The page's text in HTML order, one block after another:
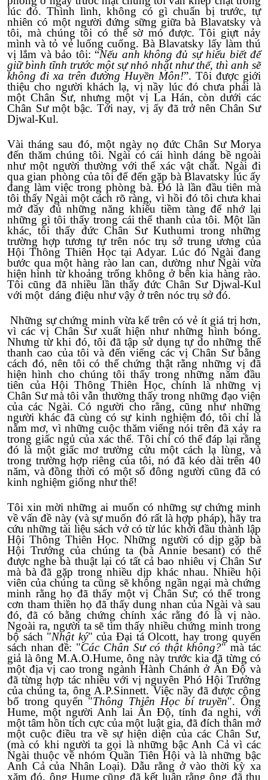
lúc đó. Thình lình, không có gì chuẩn bị trước, tự
nhiên có một người đứng sững giữa bà Blavatsky và
tôi, mà chúng tôi có thể sờ mó được. Tôi giựt nảy
mình và tỏ vẻ luống cuống. Bà Blavatsky lấy làm thú
vị lắm và bảo tôi: “Nếu anh không đủ sự hiểu biết để
giữ bình tĩnh trước một sự nhỏ nhặt như thế, thì anh sẽ
không đi xa trên đường Huyền Môn!”. Tôi được giới
thiệu cho người khách lạ, vị nầy lúc đó chưa phải là
một Chân Sư, nhưng một vị La Hán, còn dưới các
Chân Sư một bậc. Tới nay, vị ấy đã trở nên Chân Sư
Djwal-Kul.
Vài tháng sau đó, một ngày nọ đức Chân Sư Morya
đến thăm chúng tôi. Ngài có cái hình dáng bề ngoài
như một người thường với thể xác vật chất. Ngài đi
qua gian phòng của tôi để đến gặp bà Blavatsky lúc ấy
đang làm việc trong phòng bà. Đó là lần đầu tiên mà
tôi thấy Ngài một cách rõ ràng, vì hồi đó tôi chưa khai
mở đầy đủ những năng khiếu tiềm tàng để nhớ lại
những gì tôi thấy trong cái thể thanh của tôi. Một lần
khác, tôi thấy đức Chân Sư Kuthumi trong những
trường hợp tương tự trên nóc trụ sở trung ương của
Hội Thông Thiên Học tại Adyar. Lúc đó Ngài đang
bước qua một hàng rào lan can, dường như Ngài vừa
hiện hình từ khoảng trống không ở bên kia hàng rào.
Tôi cũng đã nhiều lần thấy đức Chân Sư Djwal-Kul
với một dáng điệu như vậy ở trên nóc trụ sở đó.
Những sự chứng minh vừa kể trên có vẻ ít giá trị hơn,
vì các vị Chân Sư xuất hiện như những hình bóng.
Nhưng từ khi đó, tôi đã tập sử dụng tự do những thể
thanh cao của tôi và đến viếng các vị Chân Sư bằng
cách đó, nên tôi có thể chứng thật rằng những vị đã
hiện hình cho chúng tôi thấy trong những năm đầu
tiên của Hội Thông Thiên Học, chính là những vị
Chân Sư mà tôi vẫn thường thấy trong những đạo viện
của các Ngài. Có người cho rằng, cũng như những
người khác đã cùng có sự kinh nghiệm đó, tôi chỉ là
nằm mơ, vì những cuộc thăm viếng nói trên đã xảy ra
trong giấc ngủ của xác thể. Tôi chỉ có thể đáp lại rằng
đó là một giấc mơ trường cửu một cách lạ lùng, và
trong trường hợp riêng của tôi, nó đã kéo dài trên 40
năm, và đồng thời có một số đông người cũng đã có
kinh nghiệm giống như thế!
Tôi xin mời những ai muốn có những sự chứng minh
về vấn đề này (và sự muốn đó rất là hợp pháp), hãy tra
cứu những tài liệu sách vở có từ lúc khởi đầu thành lập
Hội Thông Thiên Học. Những người có dịp gặp bà
Hội Trưởng của chúng ta (bà Annie besant) có thể
được nghe bà thuật lại có tất cả bao nhiêu vị Chân Sư
mà bà đã gặp trong nhiều dịp khác nhau. Nhiều hội
viên của chúng ta cũng sẽ không ngần ngại mà chứng
minh rằng họ đã thấy một vị Chân Sư; có thể trong
cơn tham thiền họ đã thấy dung nhan của Ngài và sau
đó, đã có bằng chứng chính xác rằng đó là vị nào.
Ngoài ra, người ta sẽ tìm thấy nhiều chứng minh trong
bộ sách "Nhật ký" của Đại tá Olcott, hay trong quyển
sách nhan đề: "Các Chân Sư có thật không?" mà tác
giả là ông M.A.O.Hume, ông này trước kia đã từng có
một địa vị cao trong ngành Hành Chánh ở Ấn Độ và
đã từng hợp tác nhiều với vị nguyên Phó Hội Trưởng
của chúng ta, ông A.P.Sinnett. Việc nầy đã được công
bố trong quyển "Thông Thiên Học bí truyền". Ông
Hume, một người Anh lai Ấn Độ, tính đa nghi, với
một tâm hồn tích cực của một luật gia, đã đích thân mở
một cuộc điều tra về sự hiện diện của các Chân Sư,
(mà có khi người ta gọi là những bậc Anh Cả vì các
Ngài thuộc về nhóm Quần Tiên Hội và là những bậc
Anh Cả của Nhân Loại). Dẫu rằng ở vào thời kỳ xa
xăm đó, ông Hume cũng đã kết luận rằng ông đã thu